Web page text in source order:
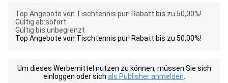
Top Angebote von Tischtennis pur! Rabatt bis zu 50,00%!
Gültig ab:sofort
Gültig bis:unbegrenzt
Top Angebote von Tischtennis pur! Rabatt bis zu 50,00%!
Um dieses Werbemittel nutzen zu können, müssen Sie sich
einloggen oder sich als Publisher anmelden